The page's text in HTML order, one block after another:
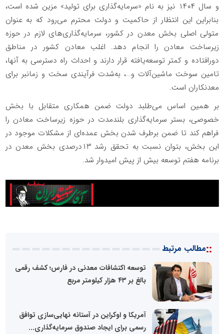
و سال ۱۴۰۴ نیز به نام «سرمایه‌گذاری برای تولید» مزین شده است،
بنابراین این انتظار از حاکمیت و دولت محترم می‌رود که به عنوان
متولی اصلی بخش معدن در کشور، سرمایه‌گذاری‌های لازم در حوزه
زیرساخت‌ معادن را انجام دهد. اغلب معادن کشور در مناطق
دورافتاده و کمتر توسعه‌یافته قرار دارند و احداث راه دسترسی به آنها،
تامین سوخت ماشین‌آلات و…، به‌شدت فرآیندی سخت و زمانبر برای
معدنکاران است.
بر همین اساس می‌طلبد دولت ضمن همکاری متقابل با بخش
خصوصی، بستر سرمایه‌گذاری بلندمدت در حوزه زیرساخت معادن را
فراهم کند تا ضمن برطرف شدن بخش عمده‌ای از مشکلات موجود در
این بخش، بتوان نسبت به تحقق رشد ۱۳‌درصدی بخش معدن در
برنامه هفتم توسعه بیش از پیش امیدوار شد.
::مطالب مرتبط
توسعه اکتشافات معدنی در فارس؛ کشف رقمی
بالغ بر ۴۳ هزار کیلومتر مربع
آمریکا و اوکراین در آستانه نهایی‌سازی توافق
رسمی برای ایجاد صندوق سرمایه‌گذاری...